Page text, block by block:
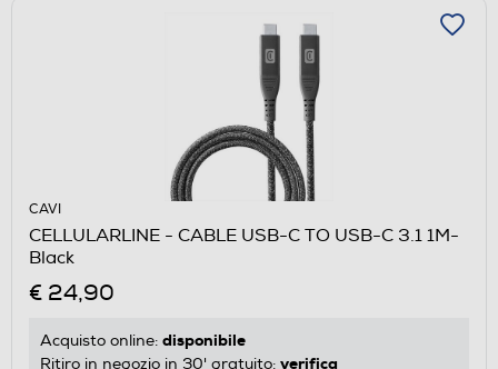
CAVI
CELLULARLINE - CABLE USB-C TO USB-C 3.1 1M-
Black
€ 24,90
Acquisto online: disponibile
Ritiro in negozio in 30' gratuito: verifica